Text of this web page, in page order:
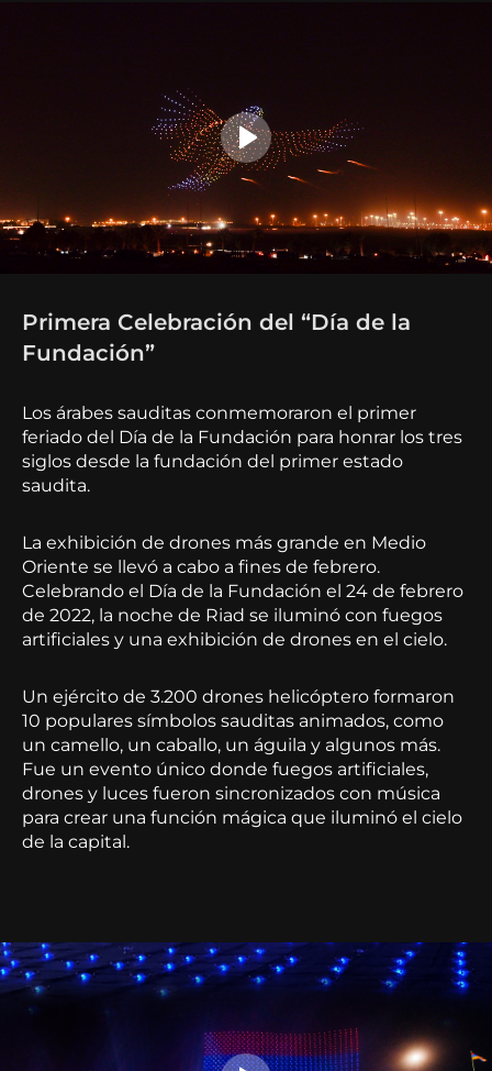
Primera Celebración del “Día de la
Fundación”
Los árabes sauditas conmemoraron el primer
feriado del Día de la Fundación para honrar los tres
siglos desde la fundación del primer estado
saudita.
La exhibición de drones más grande en Medio
Oriente se llevó a cabo a fines de febrero.
Celebrando el Día de la Fundación el 24 de febrero
de 2022, la noche de Riad se iluminó con fuegos
artificiales y una exhibición de drones en el cielo.
Un ejército de 3.200 drones helicóptero formaron
10 populares símbolos sauditas animados, como
un camello, un caballo, un águila y algunos más.
Fue un evento único donde fuegos artificiales,
drones y luces fueron sincronizados con música
para crear una función mágica que iluminó el cielo
de la capital.